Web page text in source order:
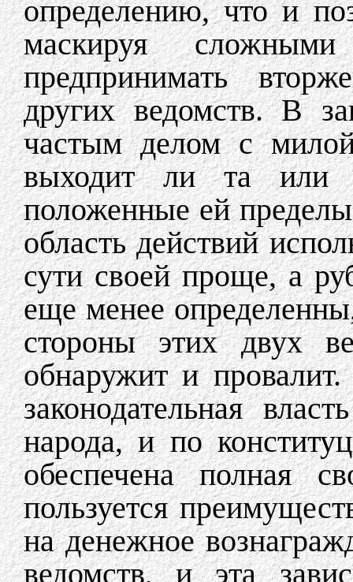
определению, что и
маскируя
предпринимать
других ведомств. В
частым делом с
выходит ли та или
положенные ей
область действий
сути своей проще, а
еще менее
стороны этих двух
обнаружит и
законодательная
народа, и по
обеспечена полная
пользуется
на денежное
ведомств, и эта